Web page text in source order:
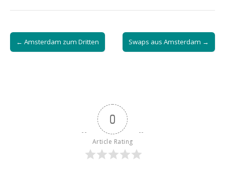
Post
navigation
← Amsterdam zum Dritten Swaps aus Amsterdam →
0
Article Rating